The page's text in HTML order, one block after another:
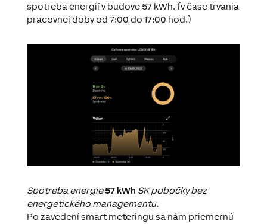
spotreba energií v budove57 kWh. (v čase trvania
pracovnej doby od 7:00 do 17:00 hod.)
Spotreba energie57 kWh SK pobočky bez
energetického managementu.
Po zavedení smart meteringu sa nám priemernú